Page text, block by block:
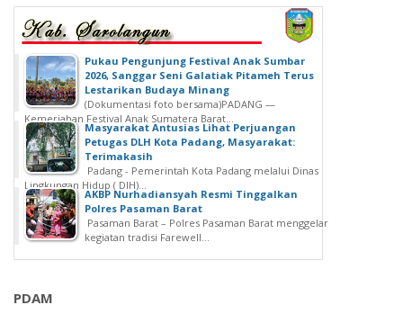
‎Pukau Pengunjung Festival Anak Sumbar
2026, Sanggar Seni Galatiak Pitameh Terus
Lestarikan Budaya Minang
(Dokumentasi foto bersama)‎‎PADANG —
Kemeriahan Festival Anak Sumatera Barat...
Masyarakat Antusias Lihat Perjuangan
Petugas DLH Kota Padang, Masyarakat:
Terimakasih
Padang - Pemerintah Kota Padang melalui Dinas
Lingkungan Hidup ( DlH)...
AKBP Nurhadiansyah Resmi Tinggalkan
Polres Pasaman Barat
Pasaman Barat – Polres Pasaman Barat menggelar
kegiatan tradisi Farewell...
PDAM